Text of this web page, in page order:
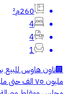
260م²
4
4
1